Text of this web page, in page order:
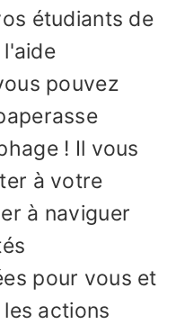
étudiants de
pouvez
! Il vous
à votre
à naviguer
pour vous et
actions